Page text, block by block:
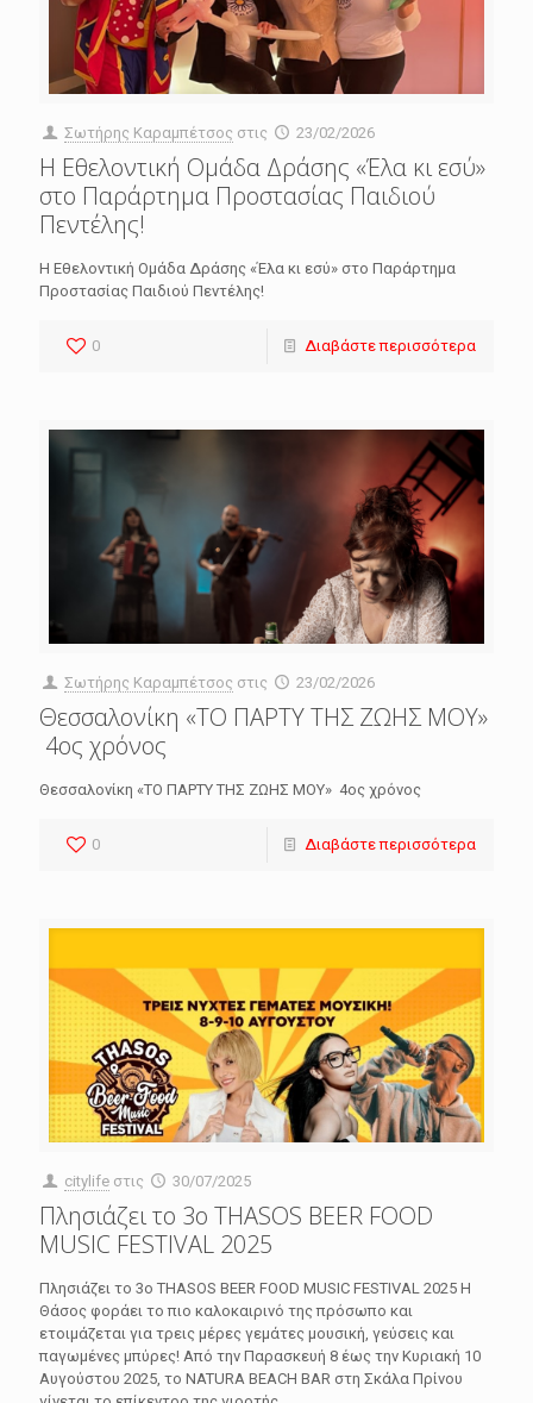
Σωτήρης Καραμπέτσος στις 23/02/2026
Η Εθελοντική Ομάδα Δράσης «Έλα κι εσύ»
στο Παράρτημα Προστασίας Παιδιού
Πεντέλης!
Η Εθελοντική Ομάδα Δράσης «Έλα κι εσύ» στο Παράρτημα
Προστασίας Παιδιού Πεντέλης!
0 Διαβάστε περισσότερα
Σωτήρης Καραμπέτσος στις 23/02/2026
Θεσσαλονίκη «ΤΟ ΠΑΡΤΥ ΤΗΣ ΖΩΗΣ ΜΟΥ»
4ος χρόνος
Θεσσαλονίκη «ΤΟ ΠΑΡΤΥ ΤΗΣ ΖΩΗΣ ΜΟΥ» 4ος χρόνος
0 Διαβάστε περισσότερα
citylife στις 30/07/2025
Πλησιάζει το 3o THASOS BEER FOOD
MUSIC FESTIVAL 2025
Πλησιάζει το 3o THASOS BEER FOOD MUSIC FESTIVAL 2025 Η
Θάσος φοράει το πιο καλοκαιρινό της πρόσωπο και
ετοιμάζεται για τρεις μέρες γεμάτες μουσική, γεύσεις και
παγωμένες μπύρες! Από την Παρασκευή 8 έως την Κυριακή 10
Αυγούστου 2025, το NATURA BEACH BAR στη Σκάλα Πρίνου